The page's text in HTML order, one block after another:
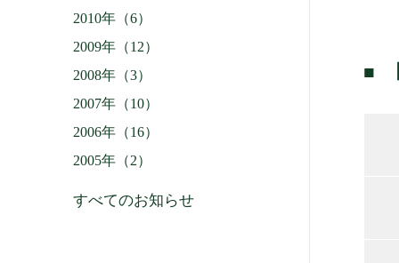
2010年（6）
2009年（12）
2008年（3）
2007年（10）
2006年（16）
2005年（2）
すべてのお知らせ